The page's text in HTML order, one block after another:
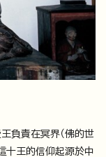
負責在冥界（佛的世
十王的信仰起源於中